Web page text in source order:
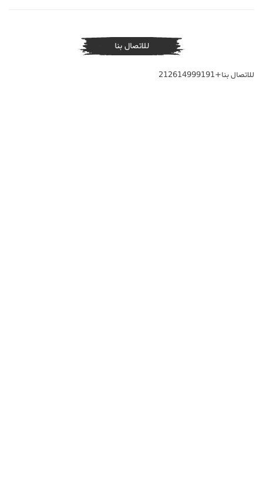
للاتصال بنا
للاتصال بنا+212614999191